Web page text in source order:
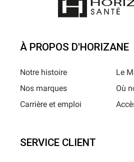
À PROPOS D'HORIZANE
Notre histoire
Nos marques
Carrière et emploi
Le
Où
SERVICE CLIENT